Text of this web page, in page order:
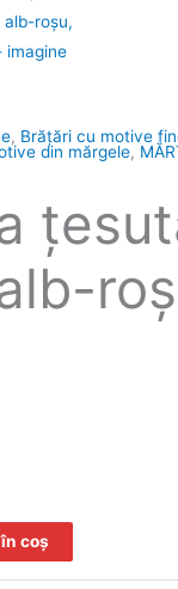
, Brățări cu motive
din mărgele,
coș